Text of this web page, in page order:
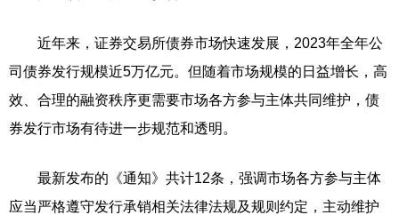
近年来，证券交易所债券市场快速发展，2023年全年公
司债券发行规模近5万亿元。但随着市场规模的日益增长，高
效、合理的融资秩序更需要市场各方参与主体共同维护，债
券发行市场有待进一步规范和透明。
最新发布的《通知》共计12条，强调市场各方参与主体
应当严格遵守发行承销相关法律法规及规则约定，主动维护